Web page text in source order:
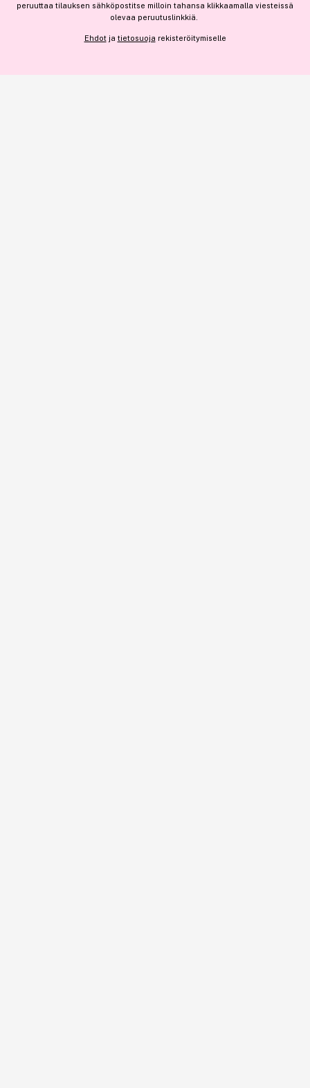
Jos haluat henkilökohtaista neuvoa ammattitason hiustuotteista,
peruuttaa tilauksen sähköpostitse milloin tahansa klikkaamalla viesteissä
olevaa peruutuslinkkiä.
Ehdotja tietosuoja rekisteröitymiselle